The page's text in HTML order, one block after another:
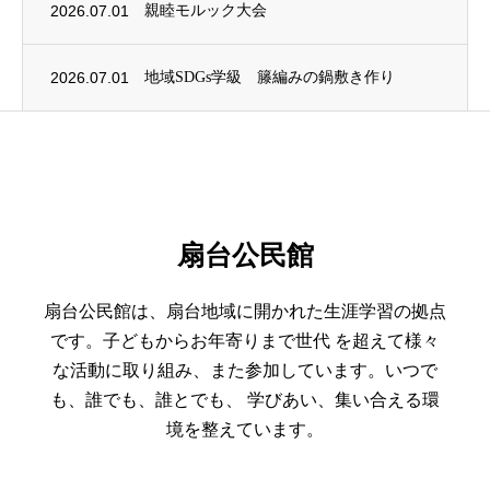
2026.07.01 親睦モルック大会
2026.07.01 地域SDGs学級 籐編みの鍋敷き作り
扇台公民館
扇台公民館は、扇台地域に開かれた生涯学習の拠点
です。子どもからお年寄りまで世代 を超えて様々
な活動に取り組み、また参加しています。いつで
も、誰でも、誰とでも、 学びあい、集い合える環
境を整えています。